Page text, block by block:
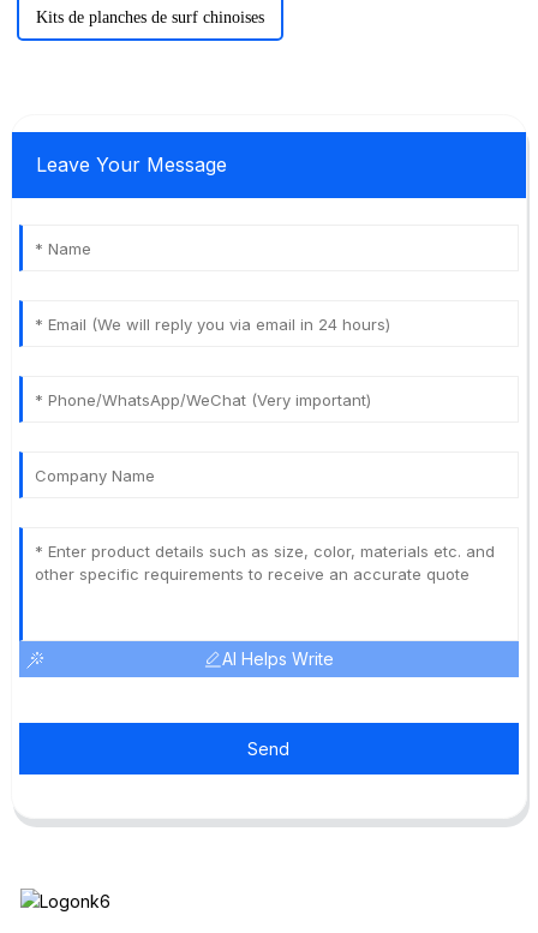
Kits de planches de surf chinoises
Leave Your Message
AI Helps Write
Send